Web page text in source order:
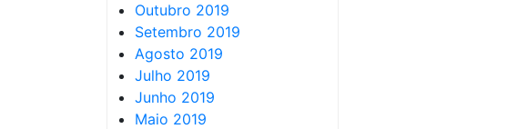
Outubro 2019
Setembro 2019
Agosto 2019
Julho 2019
Junho 2019
Maio 2019